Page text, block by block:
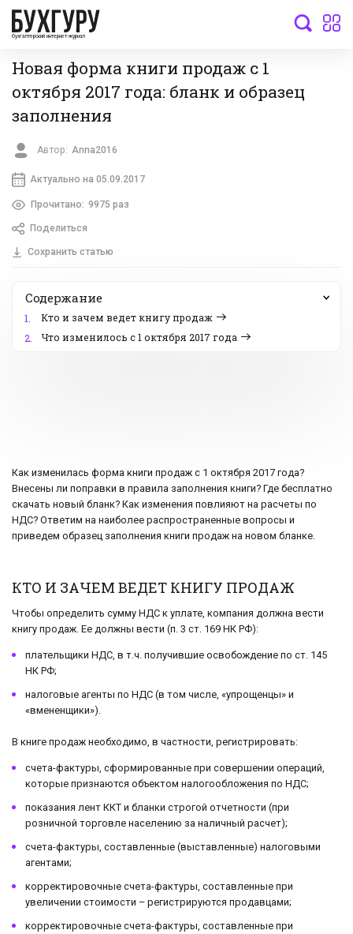
бухгалтерский интернет-журнал
Новая форма книги продаж с 1
октября 2017 года: бланк и образец
заполнения
Автор: Anna2016
Актуально на 05.09.2017
Прочитано: 9975 раз
Поделиться
Сохранить статью
Содержание
1.
Кто и зачем ведет книгу продаж
2.
Что изменилось с 1 октября 2017 года
Как изменилась форма книги продаж с 1 октября 2017 года?
Внесены ли поправки в правила заполнения книги? Где бесплатно
скачать новый бланк? Как изменения повлияют на расчеты по
НДС? Ответим на наиболее распространенные вопросы и
приведем образец заполнения книги продаж на новом бланке.
КТО И ЗАЧЕМ ВЕДЕТ КНИГУ ПРОДАЖ
Чтобы определить сумму НДС к уплате, компания должна вести
книгу продаж. Ее должны вести (п. 3 ст. 169 НК РФ):
плательщики НДС, в т.ч. получившие освобождение по ст. 145
НК РФ;
налоговые агенты по НДС (в том числе, «упрощенцы» и
«вмененщики»).
В книге продаж необходимо, в частности, регистрировать:
счета-фактуры, сформированные при совершении операций,
которые признаются объектом налогообложения по НДС;
показания лент ККТ и бланки строгой отчетности (при
розничной торговле населению за наличный расчет);
счета-фактуры, составленные (выставленные) налоговыми
агентами;
корректировочные счета-фактуры, составленные при
увеличении стоимости – регистрируются продавцами;
корректировочные счета-фактуры, составленные при